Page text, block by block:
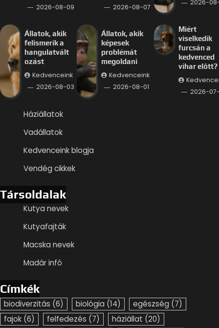
2026-08-09
2026-08-07
2026-
Állatok, akik
felismerik a
hangulatvált
ozást
Kedvenceink
2026-08-03
Állatok, akik
képesek
problémát
megoldani
Kedvenceink
2026-08-01
Miért
viselkedik
furcsán a
kedvenced
vihar előtt?
2026-
Háziállatok
Vadállatok
Kedvenceink blogja
Vendég cikkek
Társoldalak
Kutya nevek
Kutyafajták
Macska nevek
Madár infó
Címkék
biodiverzitás (6) biológia (14) egészség (7)
fajok (6) felfedezés (7) háziállat (20)